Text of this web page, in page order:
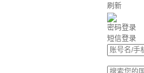
刷新
密码登录
短信登录